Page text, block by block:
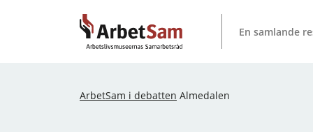
En samlande
ArbetSam i debatten Almedalen